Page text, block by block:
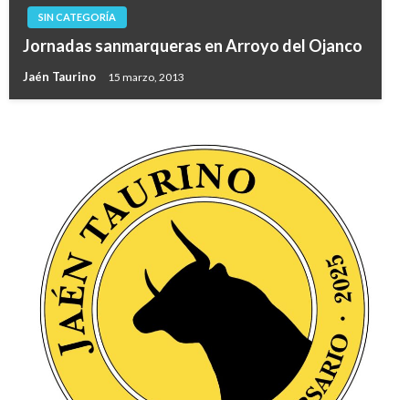
SIN CATEGORÍA
Jornadas sanmarqueras en Arroyo del Ojanco
Jaén Taurino 15 marzo, 2013